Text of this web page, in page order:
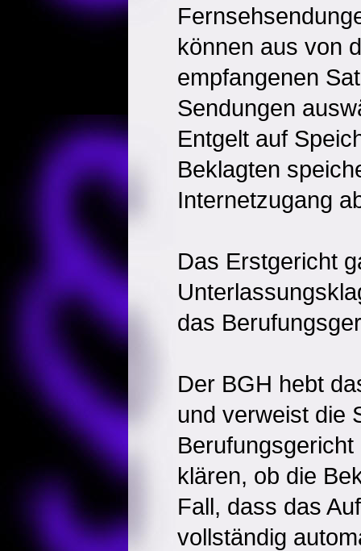
können aus von
empfangenen
Sendungen
Entgelt auf
Beklagten
Internetzugang
Das Erstgericht
das
Der BGH hebt
und verweist die
klären, ob die
Fall, dass das
vollständig